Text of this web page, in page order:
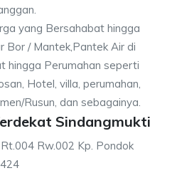
yang Bersahabat hingga
Bor / Mantek,Pantek Air di
hingga Perumahan seperti
Hotel, villa, perumahan,
Rusun, dan sebagainya.
Sindangmukti
Rt.004 Rw.002 Kp. Pondok